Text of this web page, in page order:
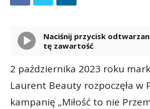
Naciśnij przycisk odtwarzania, aby odsłuchać
tę zawartość
2 października 2023 roku
Laurent Beauty rozpoczęła w
kampanię „Miłość to nie